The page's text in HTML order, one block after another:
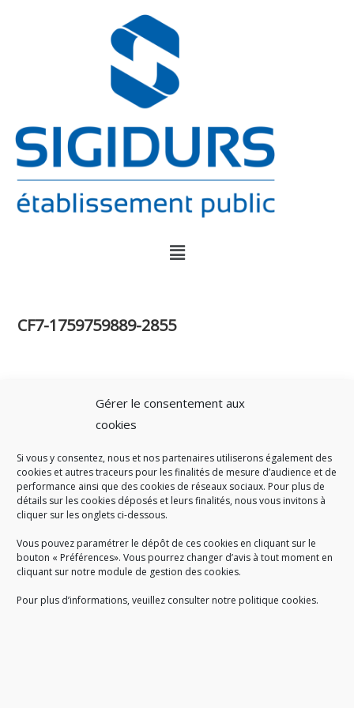
Gérer le consentement aux
cookies
Si vous y consentez, nous et nos partenaires utiliserons également des
cookies et autres traceurs pour les finalités de mesure d’audience et de
performance ainsi que des cookies de réseaux sociaux. Pour plus de
détails sur les cookies déposés et leurs finalités, nous vous invitons à
cliquer sur les onglets ci-dessous.
Vous pouvez paramétrer le dépôt de ces cookies en cliquant sur le
bouton « Préférences». Vous pourrez changer d’avis à tout moment en
cliquant sur notre module de gestion des cookies.
Pour plus d’informations, veuillez consulter notre politique cookies.
CF7-1759759889-2855
A SAVOIR
Créé en 1978, le Sigidurs est un établissement public quiexerce
des missions de service public : la prévention, la collecte et la
valorisation des déchets ménagers et assimilés produits par son
territoire.
Accueil du public :